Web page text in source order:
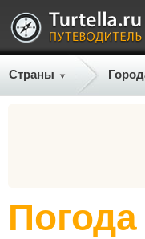
Страны